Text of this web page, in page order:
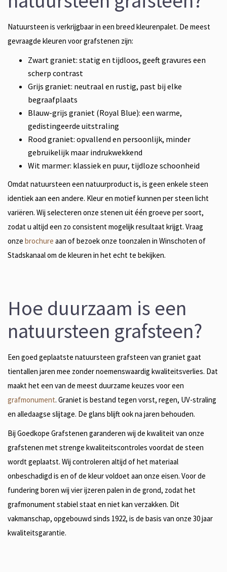
Natuursteen is verkrijgbaar in een breed kleurenpalet. De meest
gevraagde kleuren voor grafstenen zijn:
Zwart graniet: statig en tijdloos, geeft gravures een
scherp contrast
Grijs graniet: neutraal en rustig, past bij elke
begraafplaats
Blauw-grijs graniet (Royal Blue): een warme,
gedistingeerde uitstraling
Rood graniet: opvallend en persoonlijk, minder
gebruikelijk maar indrukwekkend
Wit marmer: klassiek en puur, tijdloze schoonheid
Omdat natuursteen een natuurproduct is, is geen enkele steen
identiek aan een andere. Kleur en motief kunnen per steen licht
variëren. Wij selecteren onze stenen uit één groeve per soort,
zodat u altijd een zo consistent mogelijk resultaat krijgt. Vraag
onze brochure aan of bezoek onze toonzalen in Winschoten of
Stadskanaal om de kleuren in het echt te bekijken.
Hoe duurzaam is een
natuursteen grafsteen?
Een goed geplaatste natuursteen grafsteen van graniet gaat
tientallen jaren mee zonder noemenswaardig kwaliteitsverlies. Dat
maakt het een van de meest duurzame keuzes voor een
grafmonument. Graniet is bestand tegen vorst, regen, UV-straling
en alledaagse slijtage. De glans blijft ook na jaren behouden.
Bij Goedkope Grafstenen garanderen wij de kwaliteit van onze
grafstenen met strenge kwaliteitscontroles voordat de steen
wordt geplaatst. Wij controleren altijd of het materiaal
onbeschadigd is en of de kleur voldoet aan onze eisen. Voor de
fundering boren wij vier ijzeren palen in de grond, zodat het
grafmonument stabiel staat en niet kan verzakken. Dit
vakmanschap, opgebouwd sinds 1922, is de basis van onze 30 jaar
kwaliteitsgarantie.